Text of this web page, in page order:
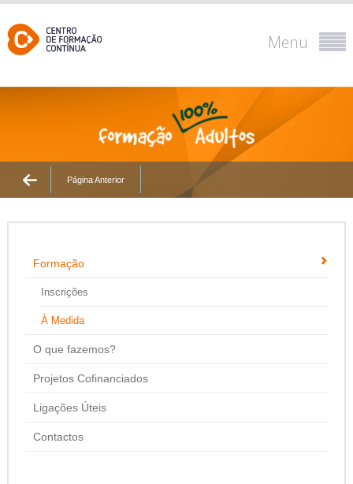
Menu
Página Anterior
Formação
Inscrições
À Medida
O que fazemos?
Projetos Cofinanciados
Ligações Úteis
Contactos